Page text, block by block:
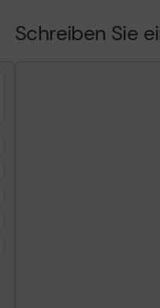
Lexmark Cartridge
Lexmark Return
Schreiben Sie